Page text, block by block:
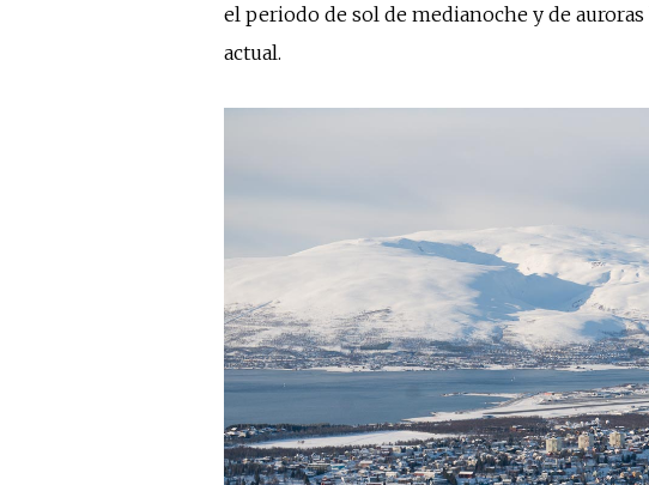
el periodo de sol de medianoche y de
actual.